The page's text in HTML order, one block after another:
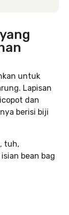
untuk
Lapisan
dan
berisi biji
tuh,
bean bag